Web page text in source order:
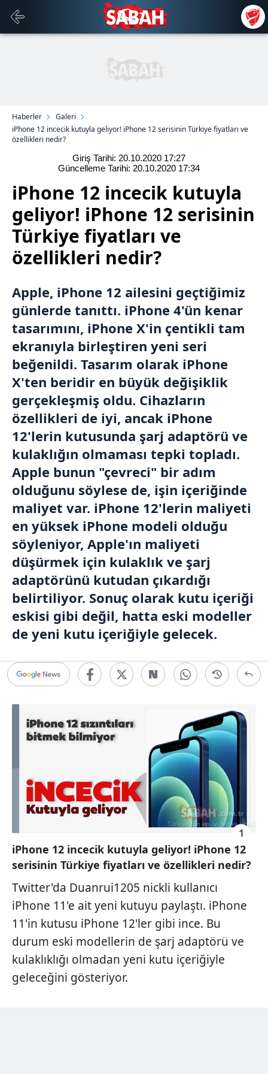
Haberler
Galeri
iPhone 12 incecik kutuyla geliyor! iPhone 12 serisinin Türkiye fiyatları ve
özellikleri nedir?
Giriş Tarihi: 20.10.2020 17:27
Güncelleme Tarihi: 20.10.2020 17:34
iPhone 12 incecik kutuyla
geliyor! iPhone 12 serisinin
Türkiye fiyatları ve
özellikleri nedir?
Apple, iPhone 12 ailesini geçtiğimiz
günlerde tanıttı. iPhone 4'ün kenar
tasarımını, iPhone X'in çentikli tam
ekranıyla birleştiren yeni seri
beğenildi. Tasarım olarak iPhone
X'ten beridir en büyük değişiklik
gerçekleşmiş oldu. Cihazların
özellikleri de iyi, ancak iPhone
12'lerin kutusunda şarj adaptörü ve
kulaklığın olmaması tepki topladı.
Apple bunun "çevreci" bir adım
olduğunu söylese de, işin içeriğinde
maliyet var. iPhone 12'lerin maliyeti
en yüksek iPhone modeli olduğu
söyleniyor, Apple'ın maliyeti
düşürmek için kulaklık ve şarj
adaptörünü kutudan çıkardığı
belirtiliyor. Sonuç olarak kutu içeriği
eskisi gibi değil, hatta eski modeller
de yeni kutu içeriğiyle gelecek.
1
iPhone 12 incecik kutuyla geliyor! iPhone 12
serisinin Türkiye fiyatları ve özellikleri nedir?
Twitter'da Duanrui1205 nickli kullanıcı
iPhone 11'e ait yeni kutuyu paylaştı. iPhone
11'in kutusu iPhone 12'ler gibi ince. Bu
durum eski modellerin de şarj adaptörü ve
kulaklıklığı olmadan yeni kutu içeriğiyle
geleceğini gösteriyor.